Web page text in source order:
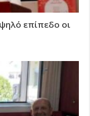
επίπεδο οι